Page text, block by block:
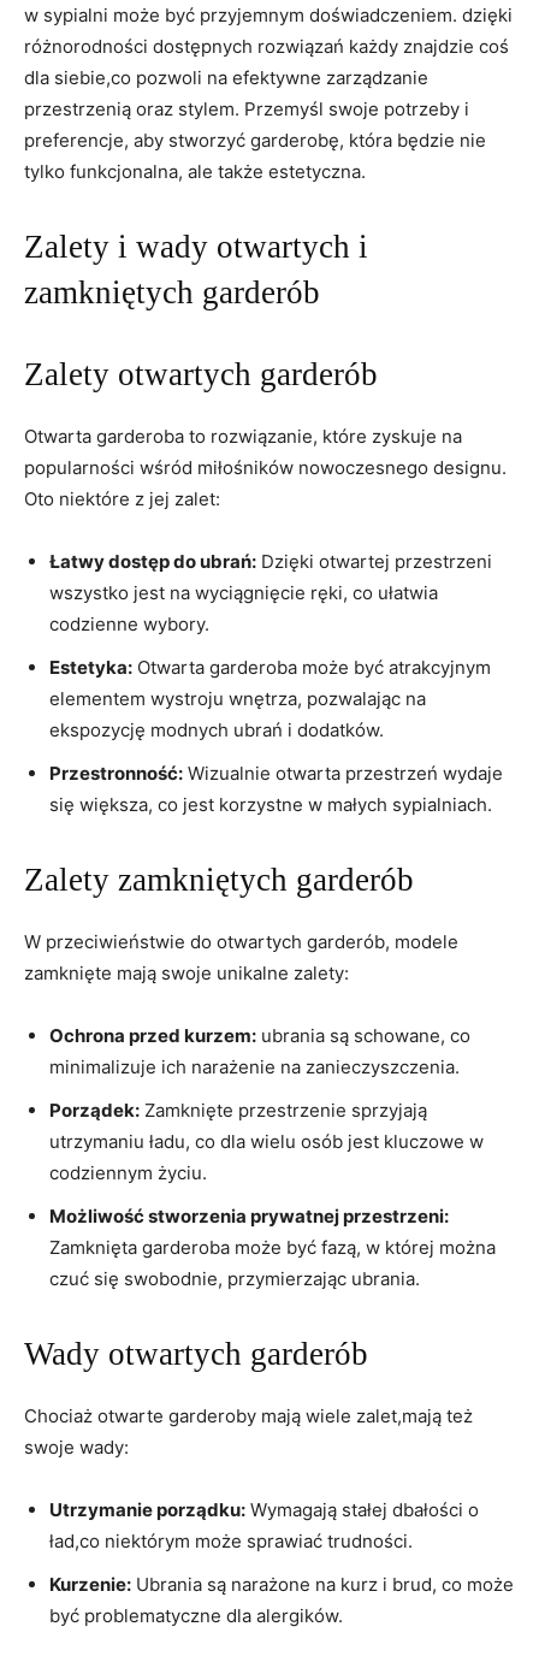
w sypialni może być przyjemnym doświadczeniem. dzięki⁤
różnorodności dostępnych rozwiązań każdy​ znajdzie coś
dla siebie,co pozwoli⁤ na efektywne zarządzanie
przestrzenią oraz stylem. Przemyśl swoje potrzeby⁤ i
preferencje, aby stworzyć garderobę, która będzie‍ nie
tylko funkcjonalna, ale także⁢ estetyczna.
Zalety i wady otwartych i
zamkniętych garderób
Zalety otwartych garderób
Otwarta garderoba to rozwiązanie, które zyskuje na
popularności wśród miłośników nowoczesnego designu.
Oto niektóre z jej zalet:
Łatwy dostęp do ubrań: Dzięki⁣ otwartej przestrzeni‌
wszystko jest na wyciągnięcie ręki, ‍co ułatwia
codzienne wybory.
Estetyka: Otwarta garderoba może być⁤ atrakcyjnym
elementem wystroju wnętrza, pozwalając na
‍ekspozycję⁤ modnych​ ubrań i dodatków.
Przestronność: Wizualnie otwarta przestrzeń wydaje
się większa, co jest korzystne w małych sypialniach.
Zalety zamkniętych⁤ garderób
W przeciwieństwie do otwartych garderób, modele
‌zamknięte mają swoje unikalne zalety:
Ochrona ⁢przed kurzem: ubrania są schowane, co‌
minimalizuje ich narażenie na‌ zanieczyszczenia.
Porządek: ​Zamknięte przestrzenie​ sprzyjają
utrzymaniu ładu, ⁤co dla wielu osób jest kluczowe w
codziennym życiu.
Możliwość ‌stworzenia prywatnej przestrzeni:
Zamknięta garderoba może być‍ fazą, w której można
czuć się swobodnie, przymierzając ubrania.
Wady otwartych garderób
Chociaż otwarte garderoby mają‍ wiele zalet,mają⁢ też
⁤swoje wady:
Utrzymanie porządku: Wymagają stałej dbałości⁢ o
‌ład,co niektórym może sprawiać trudności.
Kurzenie: Ubrania są⁤ narażone ⁢na kurz i brud, co ‍może
być problematyczne dla ​alergików.